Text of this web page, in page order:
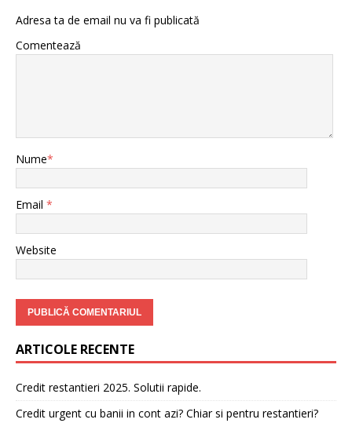
Adresa ta de email nu va fi publicată
Comentează
Nume*
Email *
Website
ARTICOLE RECENTE
Credit restantieri 2025. Solutii rapide.
Credit urgent cu banii in cont azi? Chiar si pentru restantieri?